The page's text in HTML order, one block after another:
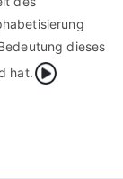
dieses
hat.
{Play}